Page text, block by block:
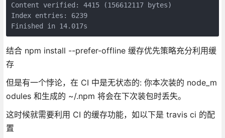
Content verified: 4415 (156612117 bytes)
Index entries: 6239
Finished in 14.017s
结合 npm install --prefer-offline 缓存优先策略充分利用缓
存
但是有一个悖论，在 CI 中是无状态的: 你本次装的 node_m
odules 和生成的 ~/.npm 将会在下次装包时丢失。
这时候就需要利用 CI 的缓存功能，如以下是 travis ci 的配
置